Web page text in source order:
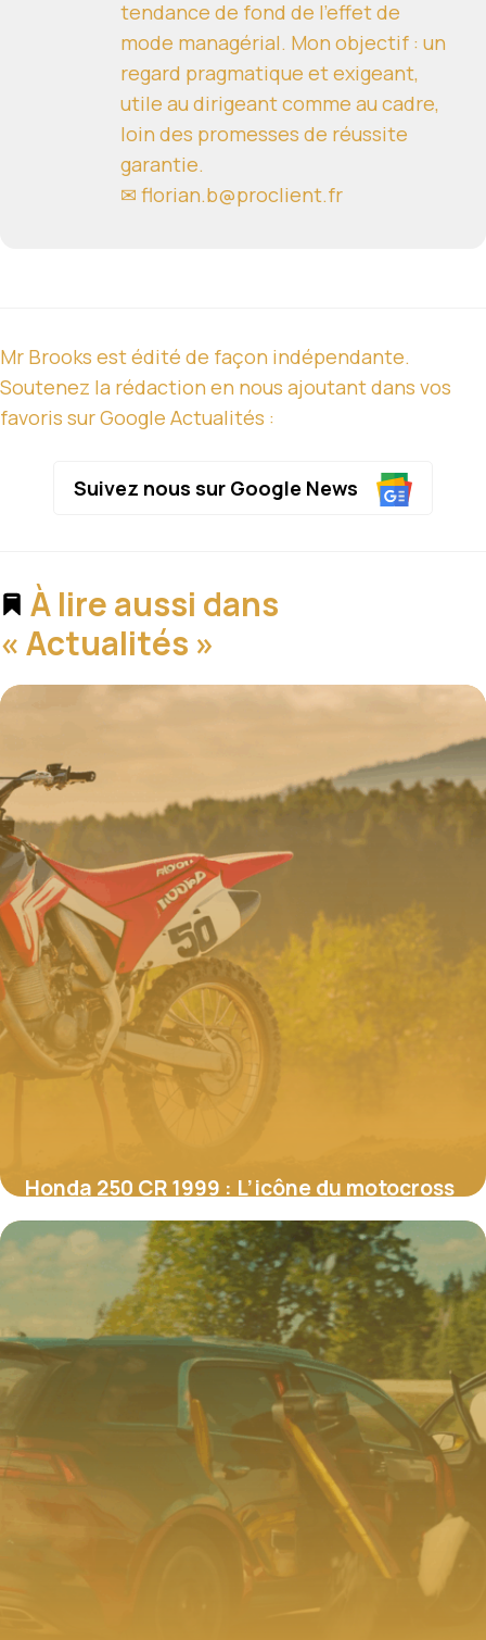
tendance de fond de l'effet de
mode managérial. Mon objectif : un
regard pragmatique et exigeant,
utile au dirigeant comme au cadre,
loin des promesses de réussite
garantie.
✉ florian.b@proclient.fr
Mr Brooks est édité de façon indépendante.
Soutenez la rédaction en nous ajoutant dans vos
favoris sur Google Actualités :
Suivez nous sur Google News
À lire aussi dans
« Actualités »
Honda 250 CR 1999 : L’icône du motocross
toujours au sommet